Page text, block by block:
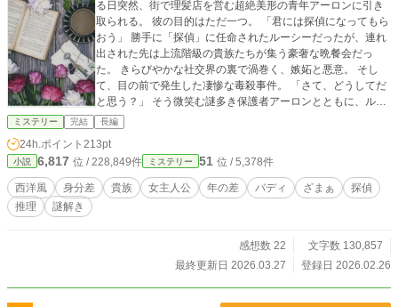
る日突然、街で理髪店を営む超絶美形の青年アーロンに引き
取られる。 彼の目的はただ一つ。 「君には探偵になってもら
おう」 勝手に「探偵」に任命されたルーシーだったが、連れ
出された先は上流階級の貴族たちが集う豪奢な晩餐会だっ
た。 きらびやかな社交界の裏で渦巻く、嫉妬と悪意。 そし
て、目の前で発生した凄惨な毒殺事件。 「さて、どうしてだ
と思う？」 そう微笑む謎多き保護者アーロンとともに、ルー
シーは探偵小説の知識（と少しのハッタリ）を武器に、事件
の真相へと迫っていく。
ミステリー 完結 長編
24h.ポイント 213pt
小説 6,817 位 / 228,849件 ミステリー 51 位 / 5,378件
西洋風 身分差 貴族 女主人公 年の差 バディ ざまぁ
探偵
推理
謎解き
感想数 22
文字数 130,857
最終更新日 2026.03.27
登録日 2026.02.26